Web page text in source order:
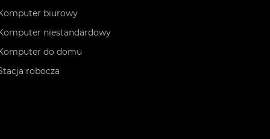
biurowy
niestandardowy
do domu
robocza